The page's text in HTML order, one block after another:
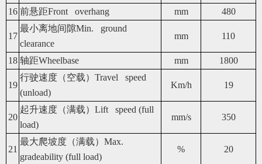
16 前悬距Front overhang mm 480
17
最小离地间隙Min. ground
clearance
mm 110
18 轴距Wheelbase mm 1800
19
行驶速度（空载）Travel speed
(unload)
Km/h 19
20
起升速度（满载）Lift speed (full
load)
mm/s 350
21
最大爬坡度（满载）Max.
gradeability (full load)
% 20